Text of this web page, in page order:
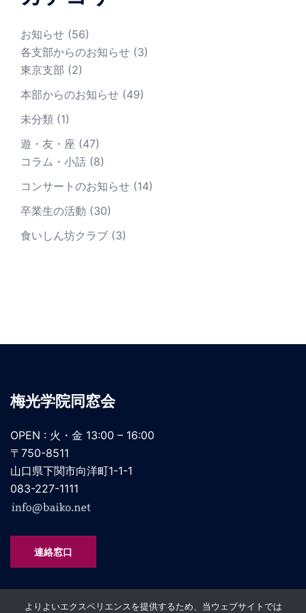
お知らせ (56)
各支部からのお知らせ (3)
東京支部 (2)
本部からのお知らせ (49)
未分類 (1)
遊・友・座 (47)
コラム・小話 (8)
コンサートのお知らせ (14)
卒業生の活動 (30)
食いしん坊クラブ (3)
梅光学院同窓会
OPEN : 火・金 13:00 – 16:00
〒750-8511
山口県下関市向洋町1-1-1
083-227-1111
連絡窓口
よりよいエクスペリエンスを提供するため、当ウェブサイトでは